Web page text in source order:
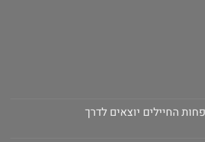
החיילים יוצאים לדרך